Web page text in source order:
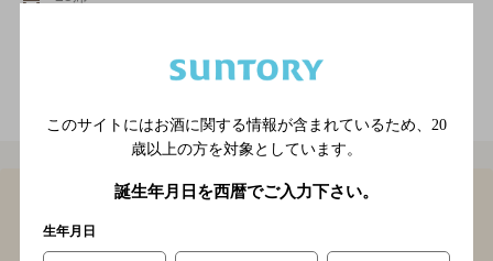
地図を表示
高知県で外国人客が多いのバーTOP
このサイトにはお酒に関する情報が含まれているため、 20
歳以上の方を対象としています。
誕生年月日を西暦でご入力下さい。
生年月日